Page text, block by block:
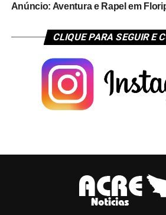
Anúncio: Aventura e Rapel em
CLIQUE PARA SEGUIR E